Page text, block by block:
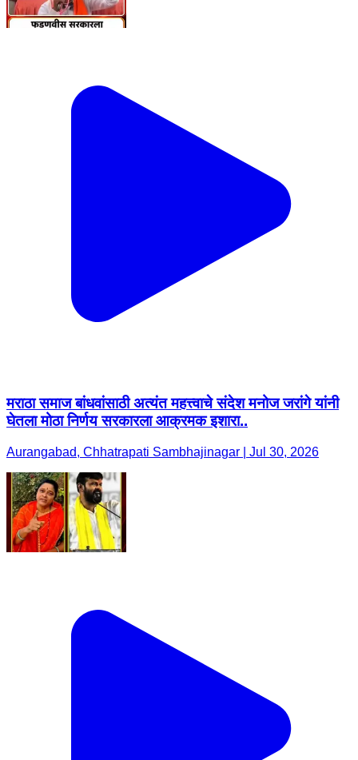
मराठा समाज बांधवांसाठी अत्यंत महत्त्वाचे संदेश मनोज जरांगे यांनी
घेतला मोठा निर्णय सरकारला आक्रमक इशारा..
Aurangabad, Chhatrapati Sambhajinagar | Jul 30, 2026